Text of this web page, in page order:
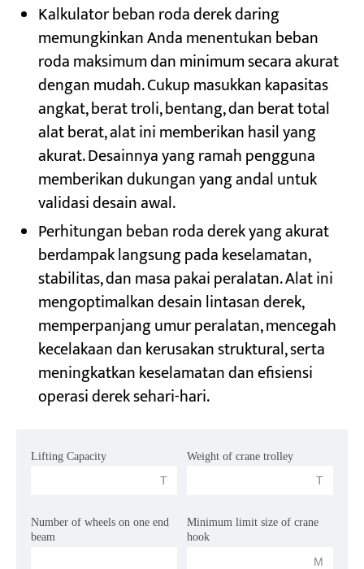
Kalkulator beban roda derek daring
memungkinkan Anda menentukan beban
roda maksimum dan minimum secara akurat
dengan mudah. Cukup masukkan kapasitas
angkat, berat troli, bentang, dan berat total
alat berat, alat ini memberikan hasil yang
akurat. Desainnya yang ramah pengguna
memberikan dukungan yang andal untuk
validasi desain awal.
Perhitungan beban roda derek yang akurat
berdampak langsung pada keselamatan,
stabilitas, dan masa pakai peralatan. Alat ini
mengoptimalkan desain lintasan derek,
memperpanjang umur peralatan, mencegah
kecelakaan dan kerusakan struktural, serta
meningkatkan keselamatan dan efisiensi
operasi derek sehari-hari.
Lifting Capacity
T
Weight of crane trolley
T
Number of wheels on one end
beam
Minimum limit size of crane
hook
M